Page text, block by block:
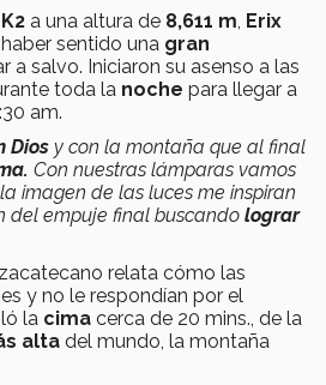
K2 a una altura de 8,611 m Erix
sentido una gran
a salvo. Iniciaron su asenso a las
toda la noche para llegar a
am.
Dios y con la montaña que al final
Con nuestras lámparas vamos
imagen de las luces me inspiran
del empuje final buscando lograr
zacatecano relata cómo las
y no le respondían por el
la cima cerca de 20 mins., de la
alta del mundo, la montaña